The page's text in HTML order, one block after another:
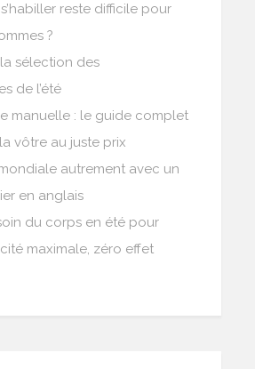
reste difficile pour
?
sélection des
de l’été
manuelle : le guide complet
vôtre au juste prix
autrement avec un
en anglais
du corps en été pour
maximale, zéro effet